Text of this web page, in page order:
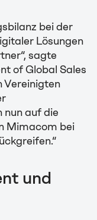
bei der
Lösungen
sagte
of Global Sales
Vereinigten
nun auf die
Mimacom bei
und